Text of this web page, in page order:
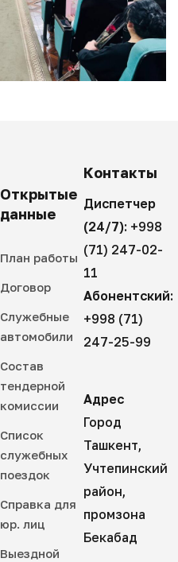
Открытые
данные
План работы
Договор
Служебные
автомобили
Состав
тендерной
комиссии
Список
служебных
поездок
Справка для
юр. лиц
Выездной
Контакты
Диспетчер
(24/7): +998
(71) 247-02-
11
Абонентский:
+998 (71)
247-25-99
Адрес
Город
Ташкент,
Учтепинский
район,
промзона
Бекабад